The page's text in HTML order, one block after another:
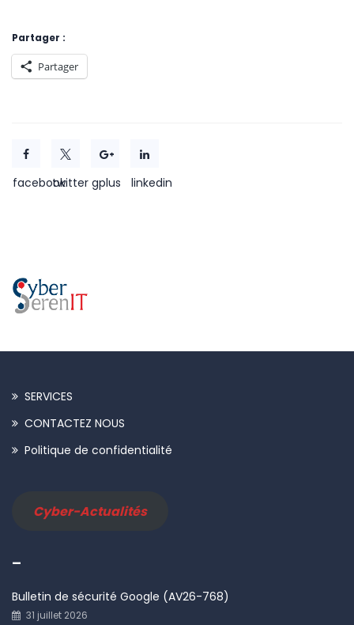
Partager :
Partager
facebooktwitter gplus linkedin
SERVICES
CONTACTEZ NOUS
Politique de confidentialité
Cyber-Actualités
–
Bulletin de sécurité Google (AV26-768)
31 juillet 2026